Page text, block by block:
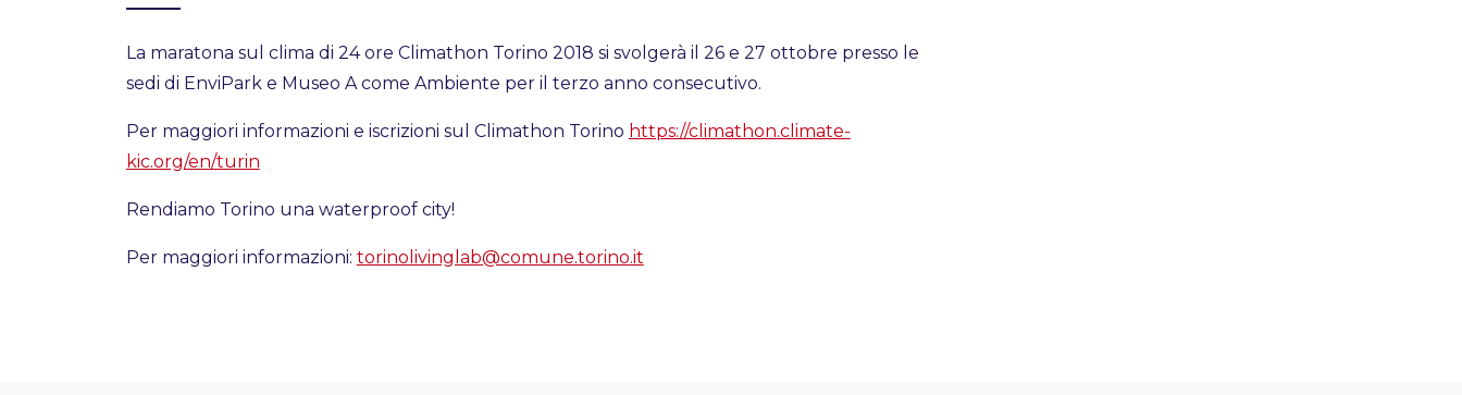
La maratona sul clima di 24 ore Climathon Torino 2018 si svolgerà il 26 e 27 ottobre presso le
sedi di EnviPark e Museo A come Ambiente per il terzo anno consecutivo.
Per maggiori informazioni e iscrizioni sul Climathon Torino https://climathon.climate-
kic.org/en/turin
Rendiamo Torino una waterproof city!
Per maggiori informazioni: torinolivinglab@comune.torino.it